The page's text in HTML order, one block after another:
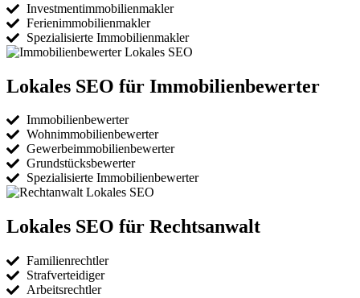
Investmentimmobilienmakler
Ferienimmobilienmakler
Spezialisierte Immobilienmakler
Lokales SEO für Immobilienbewerter
Immobilienbewerter
Wohnimmobilienbewerter
Gewerbeimmobilienbewerter
Grundstücksbewerter
Spezialisierte Immobilienbewerter
Lokales SEO für Rechtsanwalt
Familienrechtler
Strafverteidiger
Arbeitsrechtler